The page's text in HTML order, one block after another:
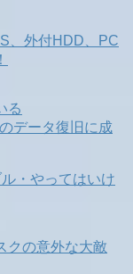
、外付HDD、PC
る
データ復旧に成
・やってはいけ
クの意外な大敵